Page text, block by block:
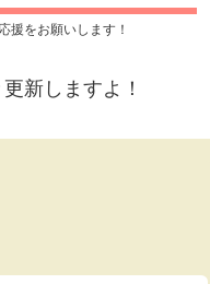
援をお願いします！
新しますよ！